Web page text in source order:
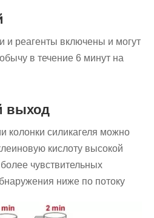
и реагенты включены и могут
в течение 6 минут на
выход
колонки силикагеля можно
кислоту высокой
чувствительных
ниже по потоку